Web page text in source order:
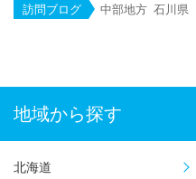
訪問ブログ 中部地方 石川県
地域から探す
北海道